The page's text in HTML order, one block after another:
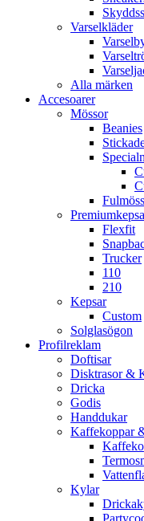
Varselkläder
Alla märken
Accesoarer
Mössor
Beanies
Flexfit
Trucker
110
210
Kepsar
Custom
Solglasögon
Profilreklam
Doftisar
Disktrasor &
Dricka
Godis
Handdukar
Kaffekoppar
Kylar